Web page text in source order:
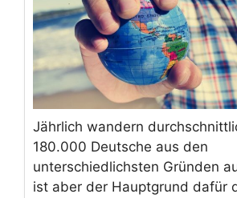
Jährlich wandern
180.000 Deutsche aus den
unterschiedlichsten Gründen
ist aber der Hauptgrund dafür